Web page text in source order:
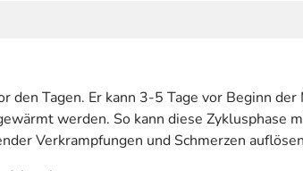
Tagen. Er kann 3-5 Tage vor Beginn
werden. So kann diese Zyklusphase
Verkrampfungen und Schmerzen